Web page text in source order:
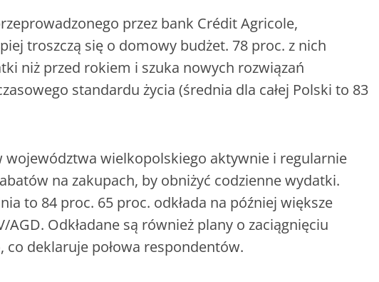
przez bank Crédit Agricole,
troszczą się o domowy budżet. 78 proc. z nich
niż przed rokiem i szuka nowych rozwiązań
standardu życia (średnia dla całej Polski to 83
wielkopolskiego aktywnie i regularnie
na zakupach, by obniżyć codzienne wydatki.
to 84 proc. 65 proc. odkłada na później większe
AGD. Odkładane są również plany o zaciągnięciu
deklaruje połowa respondentów.